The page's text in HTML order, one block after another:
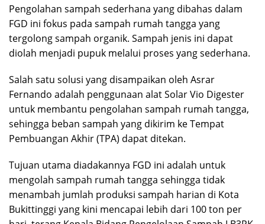
Pengolahan sampah sederhana yang dibahas dalam
FGD ini fokus pada sampah rumah tangga yang
tergolong sampah organik. Sampah jenis ini dapat
diolah menjadi pupuk melalui proses yang sederhana.
Salah satu solusi yang disampaikan oleh Asrar
Fernando adalah penggunaan alat Solar Vio Digester
untuk membantu pengolahan sampah rumah tangga,
sehingga beban sampah yang dikirim ke Tempat
Pembuangan Akhir (TPA) dapat ditekan.
Tujuan utama diadakannya FGD ini adalah untuk
mengolah sampah rumah tangga sehingga tidak
menambah jumlah produksi sampah harian di Kota
Bukittinggi yang kini mencapai lebih dari 100 ton per